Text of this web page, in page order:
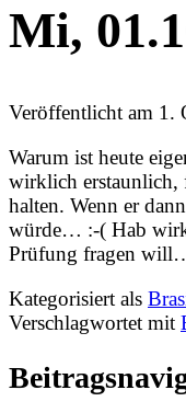
Mi,
Veröffentlicht am 1.
Warum ist heute
wirklich erstaunlich,
halten. Wenn er
würde… :-( Hab
Prüfung fragen
Kategorisiert als
Verschlagwortet mit